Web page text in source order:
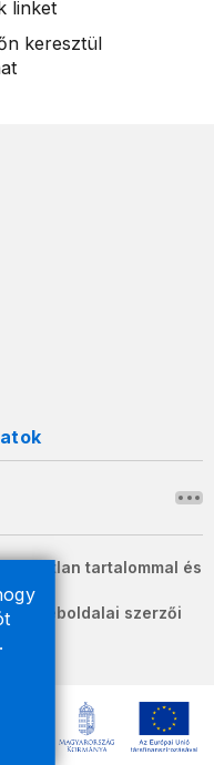
linket
keresztül
tartalommal és
weboldalai szerzői